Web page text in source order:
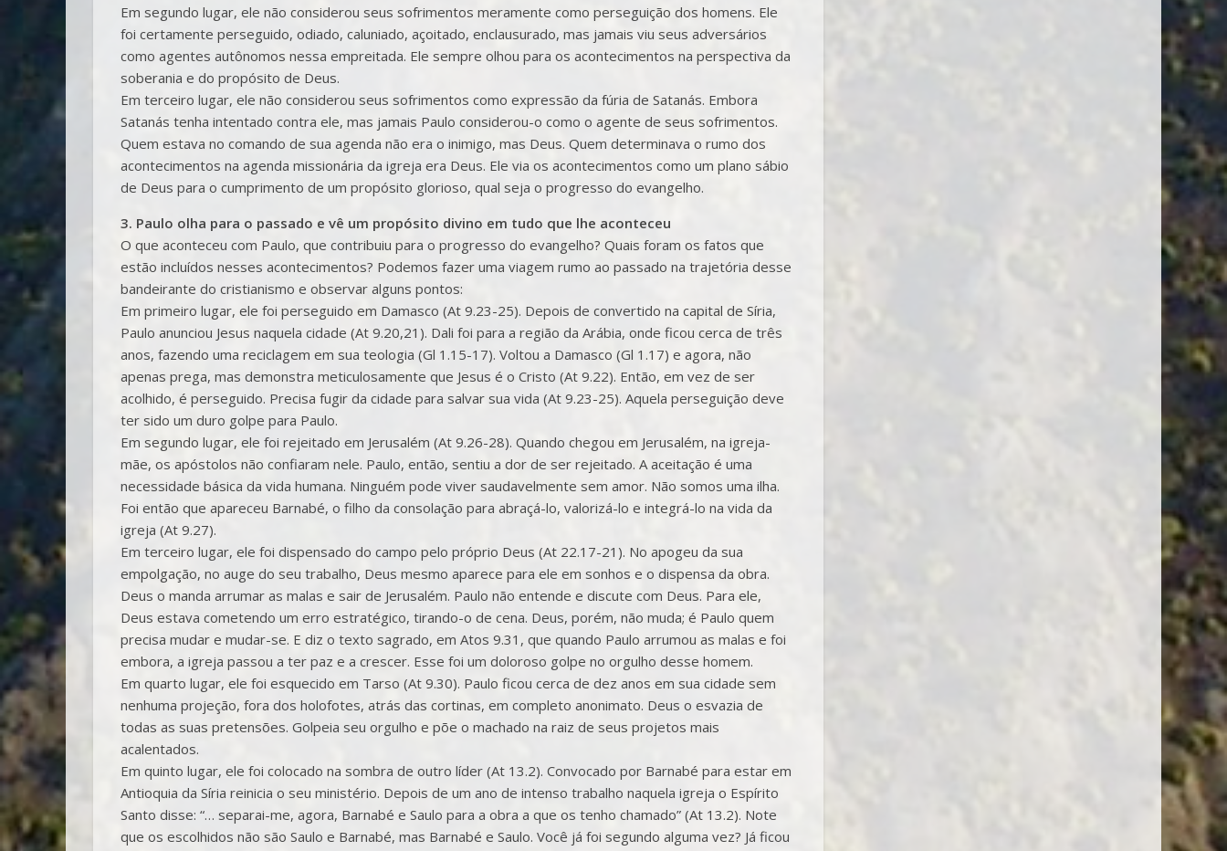
Em segundo lugar, ele não considerou seus sofrimentos meramente como perseguição dos homens. Ele
foi certamente perseguido, odiado, caluniado, açoitado, enclausurado, mas jamais viu seus adversários
como agentes autônomos nessa empreitada. Ele sempre olhou para os acontecimentos na perspectiva da
soberania e do propósito de Deus.
Em terceiro lugar, ele não considerou seus sofrimentos como expressão da fúria de Satanás. Embora
Satanás tenha intentado contra ele, mas jamais Paulo considerou-o como o agente de seus sofrimentos.
Quem estava no comando de sua agenda não era o inimigo, mas Deus. Quem determinava o rumo dos
acontecimentos na agenda missionária da igreja era Deus. Ele via os acontecimentos como um plano sábio
de Deus para o cumprimento de um propósito glorioso, qual seja o progresso do evangelho.
3. Paulo olha para o passado e vê um propósito divino em tudo que lhe aconteceu
O que aconteceu com Paulo, que contribuiu para o progresso do evangelho? Quais foram os fatos que
estão incluídos nesses acontecimentos? Podemos fazer uma viagem rumo ao passado na trajetória desse
bandeirante do cristianismo e observar alguns pontos:
Em primeiro lugar, ele foi perseguido em Damasco (At 9.23-25). Depois de convertido na capital de Síria,
Paulo anunciou Jesus naquela cidade (At 9.20,21). Dali foi para a região da Arábia, onde ficou cerca de três
anos, fazendo uma reciclagem em sua teologia (Gl 1.15-17). Voltou a Damasco (Gl 1.17) e agora, não
apenas prega, mas demonstra meticulosamente que Jesus é o Cristo (At 9.22). Então, em vez de ser
acolhido, é perseguido. Precisa fugir da cidade para salvar sua vida (At 9.23-25). Aquela perseguição deve
ter sido um duro golpe para Paulo.
Em segundo lugar, ele foi rejeitado em Jerusalém (At 9.26-28). Quando chegou em Jerusalém, na igreja-
mãe, os apóstolos não confiaram nele. Paulo, então, sentiu a dor de ser rejeitado. A aceitação é uma
necessidade básica da vida humana. Ninguém pode viver saudavelmente sem amor. Não somos uma ilha.
Foi então que apareceu Barnabé, o filho da consolação para abraçá-lo, valorizá-lo e integrá-lo na vida da
igreja (At 9.27).
Em terceiro lugar, ele foi dispensado do campo pelo próprio Deus (At 22.17-21). No apogeu da sua
empolgação, no auge do seu trabalho, Deus mesmo aparece para ele em sonhos e o dispensa da obra.
Deus o manda arrumar as malas e sair de Jerusalém. Paulo não entende e discute com Deus. Para ele,
Deus estava cometendo um erro estratégico, tirando-o de cena. Deus, porém, não muda; é Paulo quem
precisa mudar e mudar-se. E diz o texto sagrado, em Atos 9.31, que quando Paulo arrumou as malas e foi
embora, a igreja passou a ter paz e a crescer. Esse foi um doloroso golpe no orgulho desse homem.
Em quarto lugar, ele foi esquecido em Tarso (At 9.30). Paulo ficou cerca de dez anos em sua cidade sem
nenhuma projeção, fora dos holofotes, atrás das cortinas, em completo anonimato. Deus o esvazia de
todas as suas pretensões. Golpeia seu orgulho e põe o machado na raiz de seus projetos mais
acalentados.
Em quinto lugar, ele foi colocado na sombra de outro líder (At 13.2). Convocado por Barnabé para estar em
Antioquia da Síria reinicia o seu ministério. Depois de um ano de intenso trabalho naquela igreja o Espírito
Santo disse: “… separai-me, agora, Barnabé e Saulo para a obra a que os tenho chamado” (At 13.2). Note
que os escolhidos não são Saulo e Barnabé, mas Barnabé e Saulo. Você já foi segundo alguma vez? Já ficou